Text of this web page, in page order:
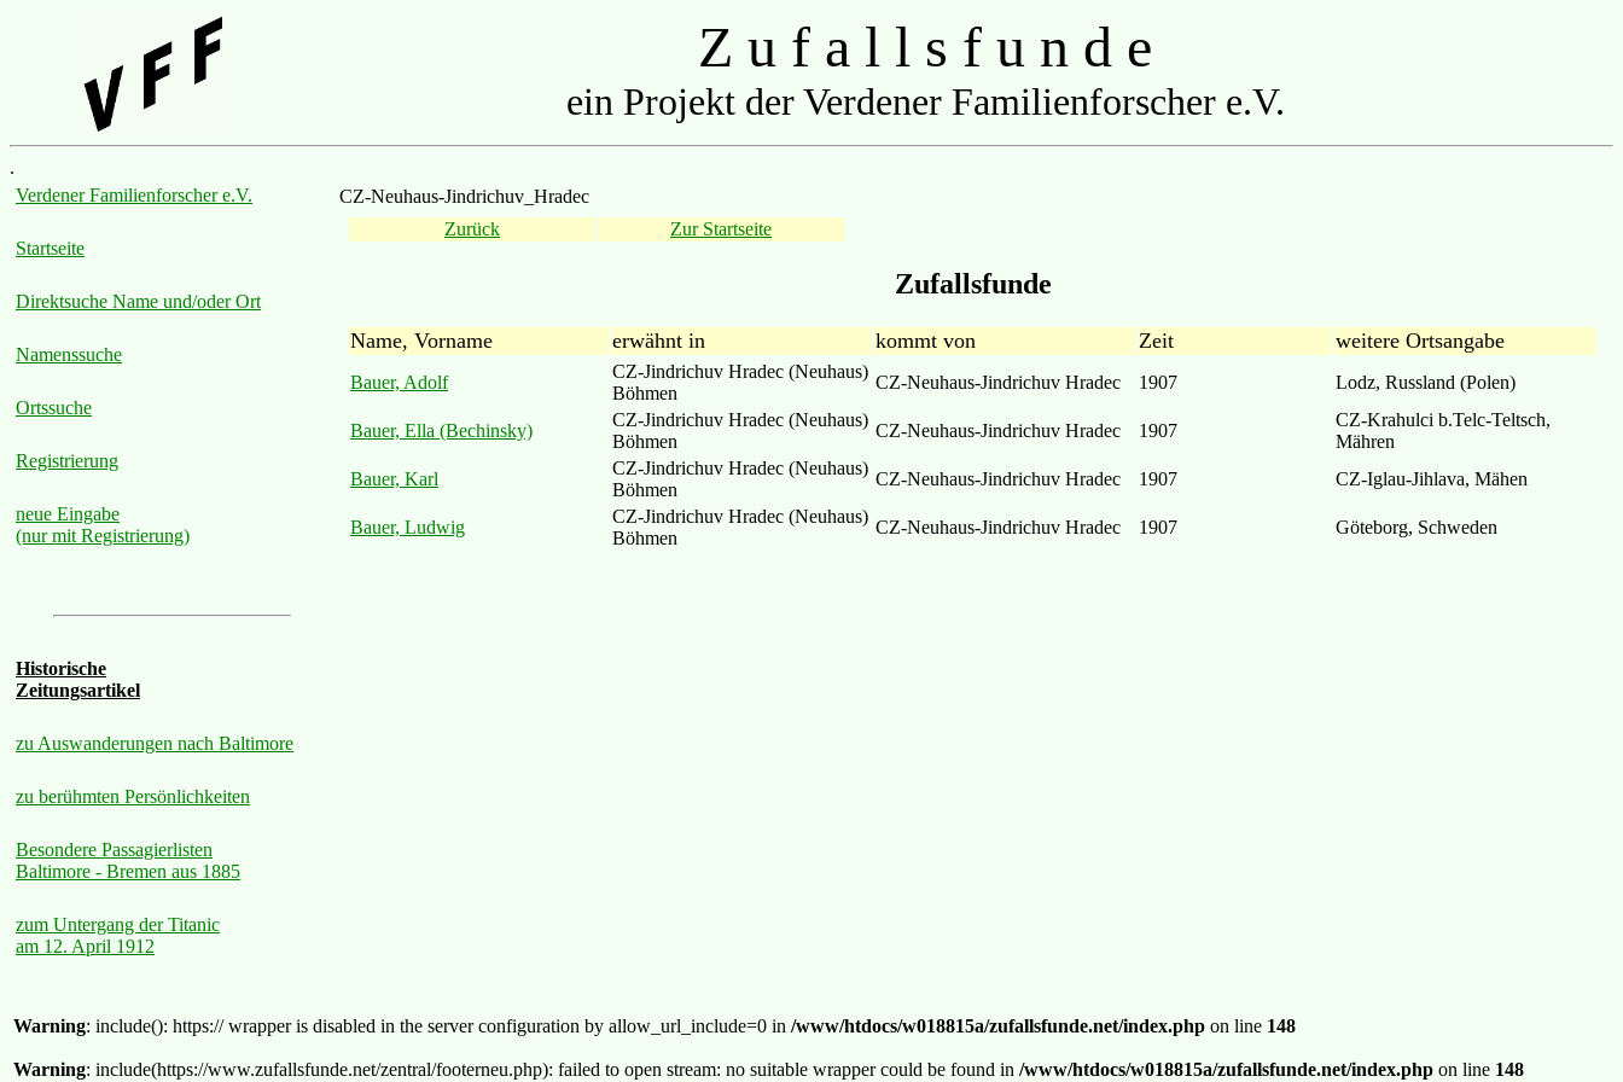
Z u f a l l s f u n d e
ein Projekt der Verdener Familienforscher e.V.
.
Verdener Familienforscher e.V.
Startseite
Direktsuche Name und/oder Ort
Namenssuche
Ortssuche
Registrierung
neue Eingabe
(nur mit Registrierung)
Historische
Zeitungsartikel
zu Auswanderungen nach Baltimore
zu berühmten Persönlichkeiten
Besondere Passagierlisten
Baltimore - Bremen aus 1885
zum Untergang der Titanic
am 12. April 1912
CZ-Neuhaus-Jindrichuv_Hradec
Zurück
Zur Startseite
Zufallsfunde
Name, Vorname erwähnt in kommt von Zeit weitere Ortsangabe
Bauer, Adolf
CZ-Jindrichuv Hradec (Neuhaus)
Böhmen
CZ-Neuhaus-Jindrichuv Hradec 1907 Lodz, Russland (Polen)
Bauer, Ella (Bechinsky)
CZ-Jindrichuv Hradec (Neuhaus)
Böhmen
CZ-Neuhaus-Jindrichuv Hradec 1907
CZ-Krahulci b.Telc-Teltsch,
Mähren
Bauer, Karl
CZ-Jindrichuv Hradec (Neuhaus)
Böhmen
CZ-Neuhaus-Jindrichuv Hradec 1907 CZ-Iglau-Jihlava, Mähen
Bauer, Ludwig
CZ-Jindrichuv Hradec (Neuhaus)
Böhmen
CZ-Neuhaus-Jindrichuv Hradec 1907 Göteborg, Schweden
Warning: include(): https:// wrapper is disabled in the server configuration by allow_url_include=0 in /www/htdocs/w018815a/zufallsfunde.net/index.php on line 148
Warning: include(https://www.zufallsfunde.net/zentral/footerneu.php): failed to open stream: no suitable wrapper could be found in /www/htdocs/w018815a/zufallsfunde.net/index.php on line 148